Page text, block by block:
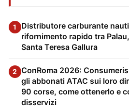
1
Distributore carburante
rifornimento rapido tra
Santa Teresa Gallura
2 ConRoma 2026:
gli abbonati ATAC sui loro
90 corse, come ottenerlo e
disservizi